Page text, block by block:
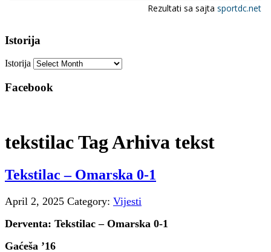
Istorija
Istorija
Facebook
tekstilac Tag Arhiva tekst
Tekstilac – Omarska 0-1
April 2, 2025 Category: Vijesti
Derventa: Tekstilac – Omarska 0-1
Gaćeša ’16